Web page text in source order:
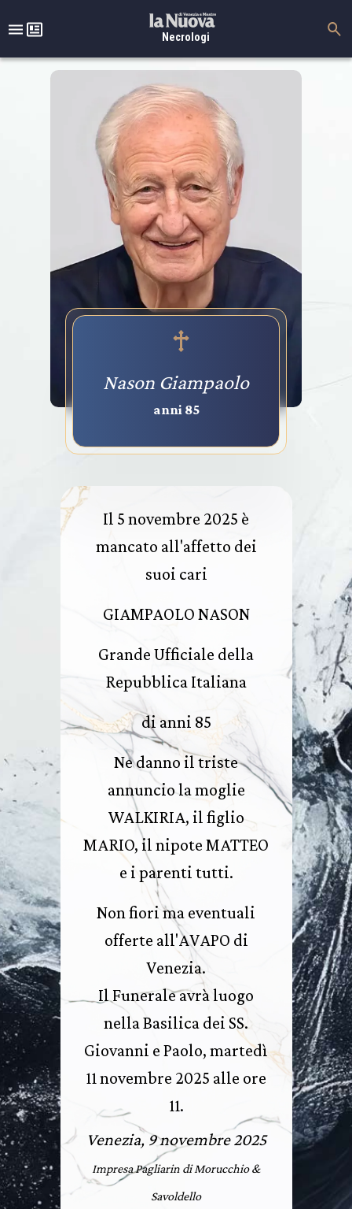
Necrologi
Nason Giampaolo
anni 85
Il 5 novembre 2025 è
mancato all'affetto dei
suoi cari
GIAMPAOLO NASON
Grande Ufficiale della
Repubblica Italiana
di anni 85
Ne danno il triste
annuncio la moglie
WALKIRIA, il figlio
MARIO, il nipote MATTEO
e i parenti tutti.
Non fiori ma eventuali
offerte all'AVAPO di
Venezia.
Il Funerale avrà luogo
nella Basilica dei SS.
Giovanni e Paolo, martedì
11 novembre 2025 alle ore
11.
Venezia, 9 novembre 2025
Impresa Pagliarin di Morucchio &
Savoldello